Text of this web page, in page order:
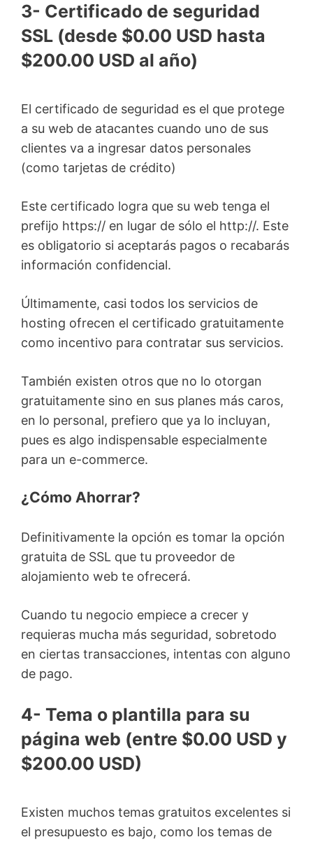
3- Certificado de seguridad
SSL (desde $0.00 USD hasta
$200.00 USD al año)
El certificado de seguridad es el que protege
a su web de atacantes cuando uno de sus
clientes va a ingresar datos personales
(como tarjetas de crédito)
Este certificado logra que su web tenga el
prefijo https:// en lugar de sólo el http://. Este
es obligatorio si aceptarás pagos o recabarás
información confidencial.
Últimamente, casi todos los servicios de
hosting ofrecen el certificado gratuitamente
como incentivo para contratar sus servicios.
También existen otros que no lo otorgan
gratuitamente sino en sus planes más caros,
en lo personal, prefiero que ya lo incluyan,
pues es algo indispensable especialmente
para un e-commerce.
¿Cómo Ahorrar?
Definitivamente la opción es tomar la opción
gratuita de SSL que tu proveedor de
alojamiento web te ofrecerá.
Cuando tu negocio empiece a crecer y
requieras mucha más seguridad, sobretodo
en ciertas transacciones, intentas con alguno
de pago.
4- Tema o plantilla para su
página web (entre $0.00 USD y
$200.00 USD)
Existen muchos temas gratuitos excelentes si
el presupuesto es bajo, como los temas de